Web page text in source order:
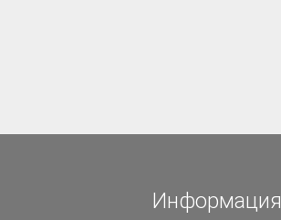
Информация